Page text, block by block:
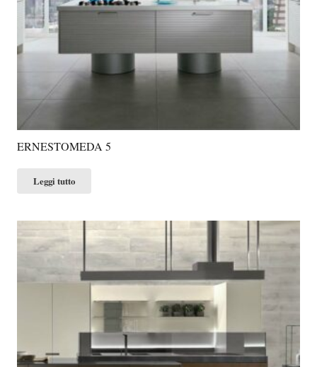
ERNESTOMEDA 5
Leggi tutto